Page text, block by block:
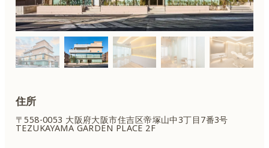
住所
〒558-0053 大阪府大阪市住吉区帝塚山中3丁目7番3号
TEZUKAYAMA GARDEN PLACE 2F